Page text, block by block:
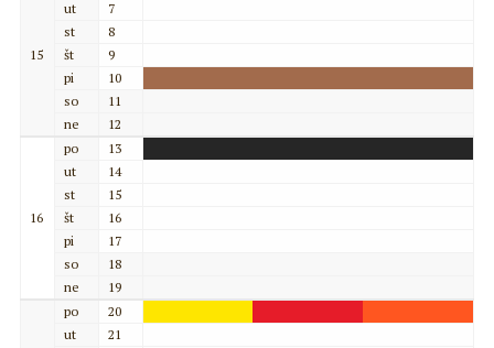
15
ut
7
st
8
št
9
pi
10
so
11
ne
12
16
po
13
ut
14
st
15
št
16
pi
17
so
18
ne
19
po
20
ut
21